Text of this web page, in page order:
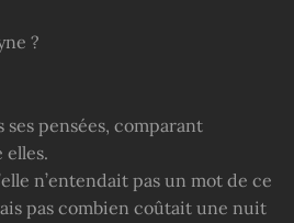
?
pensées, comparant
n’entendait pas un mot de ce
pas combien coûtait une nuit